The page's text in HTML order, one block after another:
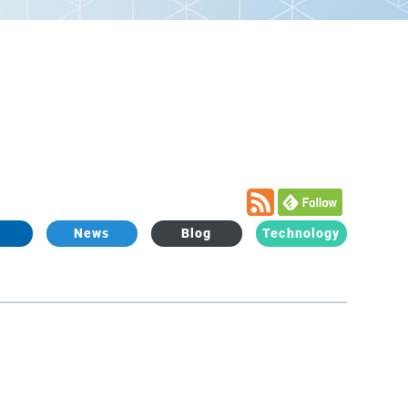
News Blog Technology